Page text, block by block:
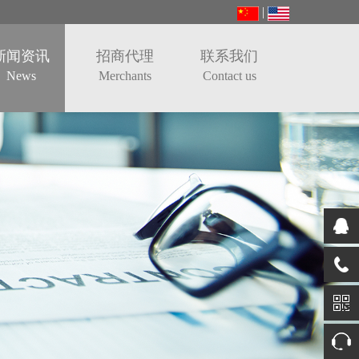
|
闻资讯
News
招商代理
Merchants
联系我们
Contact us